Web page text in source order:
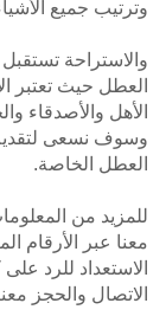
وترتيب جميع
والاستراحة
العطل حيث تعتبر
الأهل والأصدقاء
وسوف نسعى لتقديم
العطل الخاصة.
للمزيد من
معنا عبر الأرقام
الاستعداد للرد
الاتصال والحجز